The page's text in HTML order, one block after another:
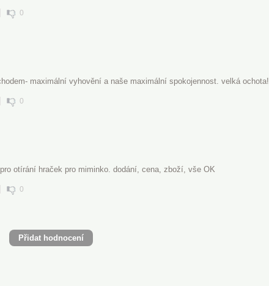
0
maximální vyhovění a naše maximální spokojennost. velká ochota!
0
otírání hraček pro miminko. dodání, cena, zboží, vše OK
0
Přidat hodnocení